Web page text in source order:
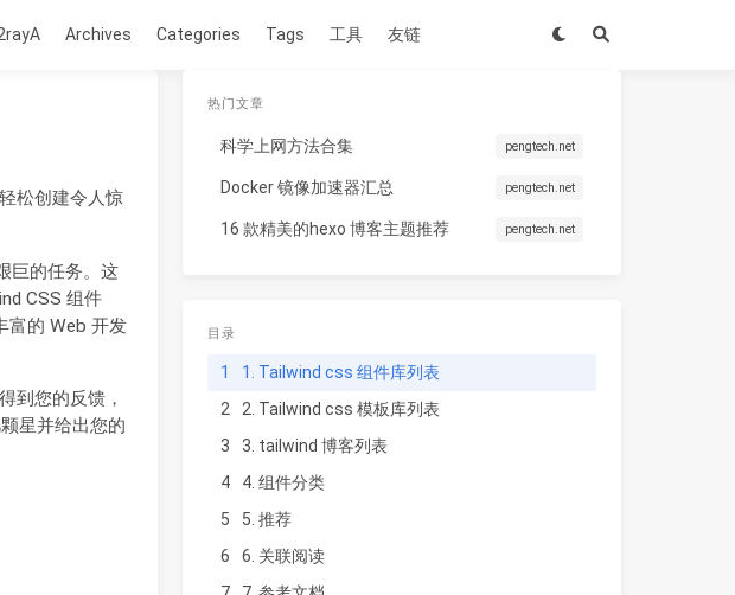
Archives Categories Tags 工具 友链
松创建令人惊
巨的任务。这
CSS 组件
富的 Web 开发
到您的反馈，
星并给出您的
热门文章
科学上网方法合集 pengtech.net
Docker 镜像加速器汇总 pengtech.net
16 款精美的hexo 博客主题推荐 pengtech.net
目录
1
1. Tailwind css 组件库列表
2
2. Tailwind css 模板库列表
3
3. tailwind 博客列表
4
4. 组件分类
5
5. 推荐
6
6. 关联阅读